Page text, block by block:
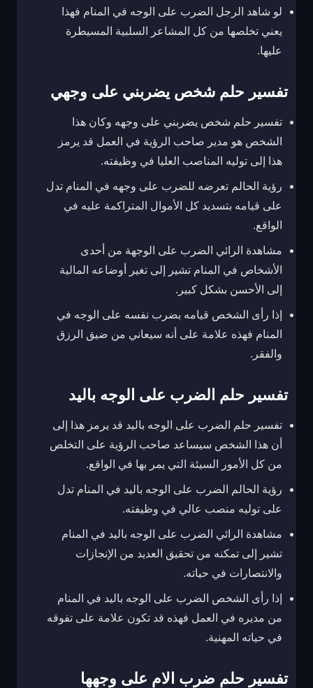
لو شاهد الرجل الضرب على الوجه في المنام فهذا
يعني تخلصها من كل المشاعر السلبية المسيطرة
عليها.
تفسير حلم شخص يضربني على وجهي
تفسير حلم شخص يضربني على وجهه وكان هذا
الشخص هو مدير صاحب الرؤية في العمل قد يرمز
هذا إلى توليه المناصب العليا في وظيفته.
رؤية الحالم تعرضه للضرب على وجهه في المنام تدل
على قيامه بتسديد كل الأموال المتراكمة عليه في
الواقع.
مشاهدة الرائي الضرب على الوجهة من أحدى
الأشخاص في المنام تشير إلى تغير أوضاعه المالية
إلى الأحسن بشكل كبير.
إذا رأى الشخص قيامه بضرب نفسه على الوجه في
المنام فهذه علامة على أنه سيعاني من ضيق الرزق
والفقر.
تفسير حلم الضرب على الوجه باليد
تفسير حلم الضرب على الوجه باليد قد يرمز هذا إلى
أن هذا الشخص سيساعد صاحب الرؤية على التخلص
من كل الأمور السيئة التي يمر بها في الواقع.
رؤية الحالم الضرب على الوجه باليد في المنام تدل
على توليه منصب عالي في وظيفته.
مشاهدة الرائي الضرب على الوجه باليد في المنام
تشير إلى تمكنه من تحقيق العديد من الإنجازات
والانتصارات في حياته.
إذا رأى الشخص الضرب على الوجه باليد في المنام
من مديره في العمل فهذه قد تكون علامة على تفوقه
في حياته المهنية.
تفسير حلم ضرب الام على وجهها